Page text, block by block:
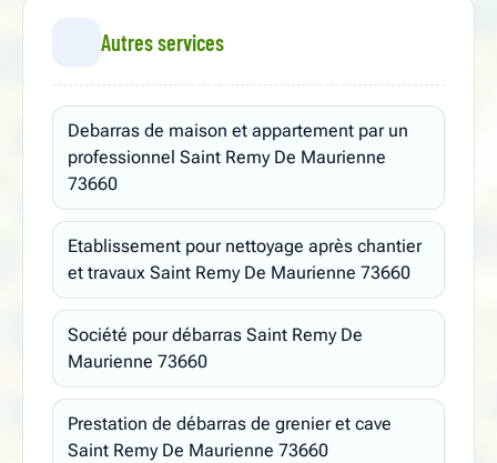
Autres services
Debarras de maison et appartement par un
professionnel Saint Remy De Maurienne
73660
Etablissement pour nettoyage après chantier
et travaux Saint Remy De Maurienne 73660
Société pour débarras Saint Remy De
Maurienne 73660
Prestation de débarras de grenier et cave
Saint Remy De Maurienne 73660